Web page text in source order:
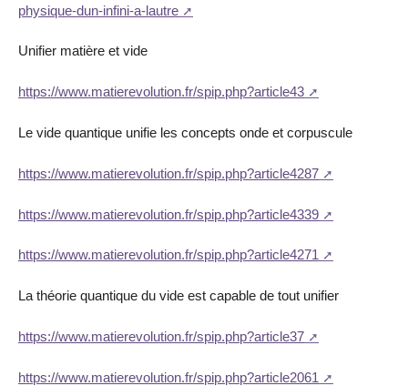
physique-dun-infini-a-lautre
Unifier matière et vide
https://www.matierevolution.fr/spip.php?article43
Le vide quantique unifie les concepts onde et corpuscule
https://www.matierevolution.fr/spip.php?article4287
https://www.matierevolution.fr/spip.php?article4339
https://www.matierevolution.fr/spip.php?article4271
La théorie quantique du vide est capable de tout unifier
https://www.matierevolution.fr/spip.php?article37
https://www.matierevolution.fr/spip.php?article2061